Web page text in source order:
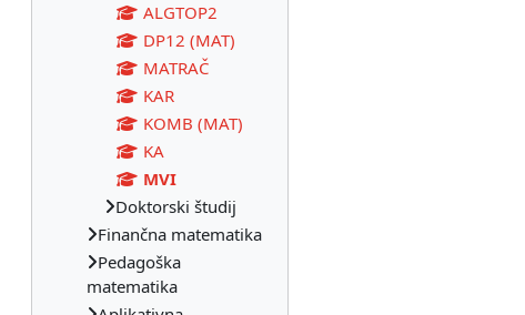
ALGTOP2
DP12 (MAT)
MATRAČ
KAR
KOMB (MAT)
KA
MVI
Doktorski študij
Finančna matematika
Pedagoška
matematika